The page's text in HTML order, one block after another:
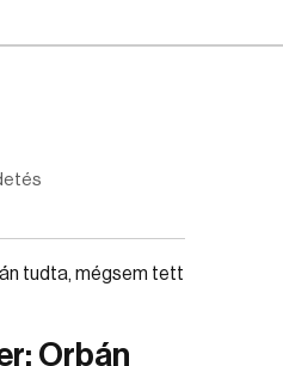
Orbán